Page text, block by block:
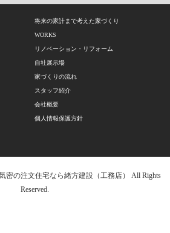
将来の家計まで考えた家づくり
WORKS
リノベーション・リフォーム
自社展示場
家づくりの流れ
スタッフ紹介
会社概要
個人情報保護方針
密の注文住宅なら緒方建設（工務店） All Rights
Reserved.